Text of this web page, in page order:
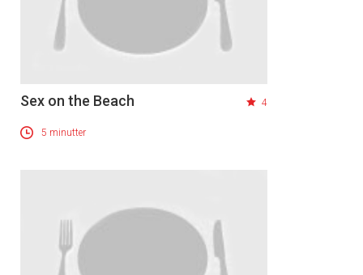
Sex on the Beach 4
5 minutter